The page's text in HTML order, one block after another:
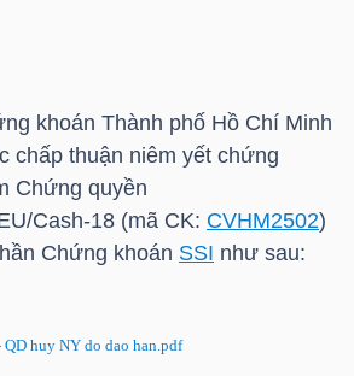
khoán Thành phố Hồ Chí Minh
chấp thuận niêm yết chứng
Chứng quyền
Cash-18 (mã CK: CVHM2502)
Chứng khoán SSI như sau:
huy NY do dao han.pdf